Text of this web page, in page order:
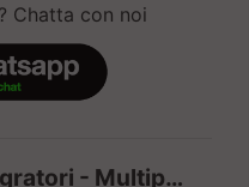
Chatta con noi